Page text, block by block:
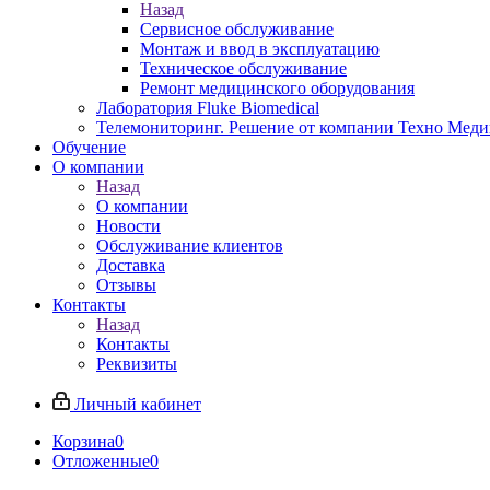
Назад
Сервисное обслуживание
Монтаж и ввод в эксплуатацию
Техническое обслуживание
Ремонт медицинского оборудования
Лаборатория Fluke Biomedical
Телемониторинг. Решение от компании Техно
Обучение
О компании
Назад
О компании
Новости
Обслуживание клиентов
Доставка
Отзывы
Контакты
Назад
Контакты
Реквизиты
Личный кабинет
Корзина0
Отложенные0